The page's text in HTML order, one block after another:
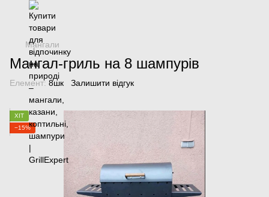
Мангали
Мангал-гриль на 8 шампурів
Елемент: 8шк Залишити відгук
ХІТ
−15%